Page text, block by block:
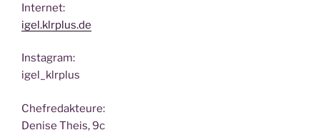
Inter­net:
igel.klrplus.de
Insta­gram:
igel_klrplus
Chef­re­dak­teu­re:
Deni­se Theis, 9c